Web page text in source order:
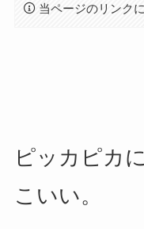
当ページのリンク
ピッカピカ
こいい。